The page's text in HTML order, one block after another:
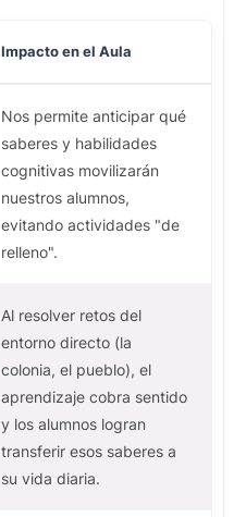
Impacto en el Aula
Nos permite anticipar qué
saberes y habilidades
cognitivas movilizarán
nuestros alumnos,
evitando actividades "de
relleno".
Al resolver retos del
entorno directo (la
colonia, el pueblo), el
aprendizaje cobra sentido
y los alumnos logran
transferir esos saberes a
su vida diaria.